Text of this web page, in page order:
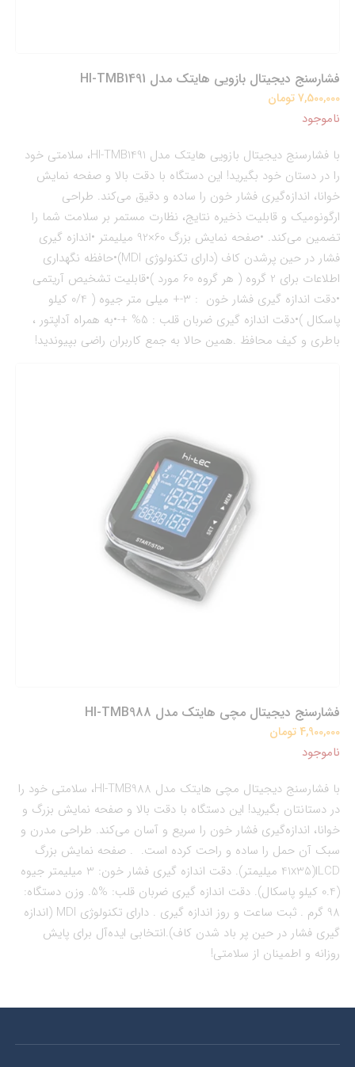
فشارسنج دیجیتال بازویی هایتک مدل HI-TMB1491
7,500,000 تومان
ناموجود
با فشارسنج دیجیتال بازویی هایتک مدل HI-TMB1491، سلامتی خود
را در دستان خود بگیرید! این دستگاه با دقت بالا و صفحه نمایش
خوانا، اندازه‌گیری فشار خون را ساده و دقیق می‌کند. طراحی
ارگونومیک و قابلیت ذخیره نتایج، نظارت مستمر بر سلامت شما را
تضمین می‌کند. •صفحه نمایش بزرگ 60×92 میلیمتر •اندازه گیری
فشار در حین پرشدن کاف (دارای تکنولوژی MDI)•حافظه نگهداری
اطلاعات برای 2 گروه ( هر گروه 60 مورد )•قابلیت تشخیص آریتمی
•دقت اندازه گیری فشار خون : 3-+ میلی متر جیوه ( 0/4 کیلو
پاسکال )•دقت اندازه گیری ضربان قلب : 5% +-•به همراه آداپتور ،
باطری و کیف محافظ .همین حالا به جمع کاربران راضی بپیوندید!
فشارسنج دیجیتال مچی هایتک مدل HI-TMB988
4,900,000 تومان
ناموجود
با فشارسنج دیجیتال مچی هایتک مدل HI-TMB988، سلامتی خود را
در دستانتان بگیرید! این دستگاه با دقت بالا و صفحه نمایش بزرگ و
خوانا، اندازه‌گیری فشار خون را سریع و آسان می‌کند. طراحی مدرن و
سبک آن حمل را ساده و راحت کرده است. . صفحه نمایش بزرگ
LCDا(41x35 میلیمتر). دقت اندازه گیری فشار خون: 3 میلیمتر جیوه
(0.4 کیلو پاسکال). دقت اندازه گیری ضربان قلب: %5. وزن دستگاه:
98 گرم . ثبت ساعت و روز اندازه گیری . داراي تكنولوژي MDI (اندازه
گيري فشار در حين پر باد شدن كاف).انتخابی ایده‌آل برای پایش
روزانه و اطمینان از سلامتی!